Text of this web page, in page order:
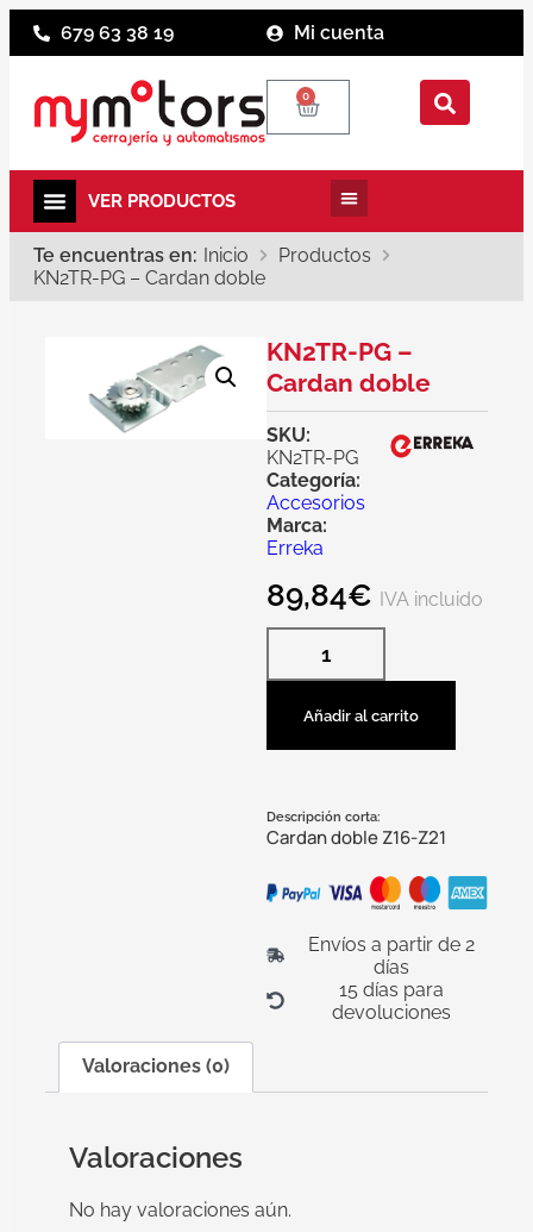
679 63 38 19 Mi cuenta
0
Te encuentras en: Inicio
Productos
KN2TR-PG – Cardan doble
KN2TR-PG –
Cardan doble
SKU:
KN2TR-PG
Categoría:
Accesorios
Marca:
Erreka
89,84€ IVA incluido
Añadir al carrito
Descripción corta:
Cardan doble Z16-Z21
Envíos a partir de 2
días
15 días para
devoluciones
Valoraciones (0)
Valoraciones
No hay valoraciones aún.